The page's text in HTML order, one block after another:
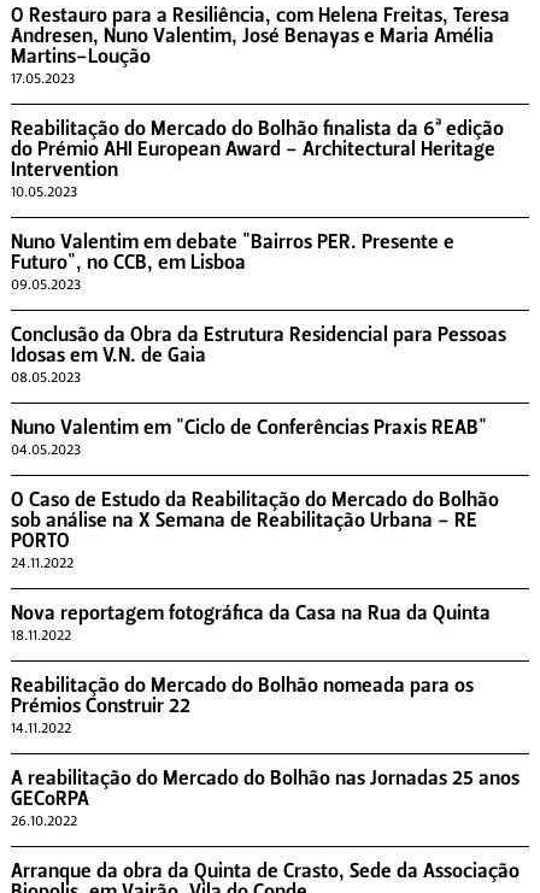
O Restauro para a Resiliência, com Helena Freitas, Teresa
Andresen, Nuno Valentim, José Benayas e Maria Amélia
Martins-Loução
17.05.2023
Reabilitação do Mercado do Bolhão finalista da 6ª edição
do Prémio AHI European Award - Architectural Heritage
Intervention
10.05.2023
Nuno Valentim em debate "Bairros PER. Presente e
Futuro", no CCB, em Lisboa
09.05.2023
Conclusão da Obra da Estrutura Residencial para Pessoas
Idosas em V.N. de Gaia
08.05.2023
Nuno Valentim em "Ciclo de Conferências Praxis REAB"
04.05.2023
O Caso de Estudo da Reabilitação do Mercado do Bolhão
sob análise na X Semana de Reabilitação Urbana - RE
PORTO
24.11.2022
Nova reportagem fotográfica da Casa na Rua da Quinta
18.11.2022
Reabilitação do Mercado do Bolhão nomeada para os
Prémios Construir 22
14.11.2022
A reabilitação do Mercado do Bolhão nas Jornadas 25 anos
GECoRPA
26.10.2022
Arranque da obra da Quinta de Crasto, Sede da Associação